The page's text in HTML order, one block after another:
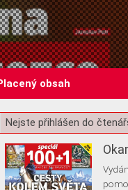
o souhlas s
obsah
Nejste přihlášen do